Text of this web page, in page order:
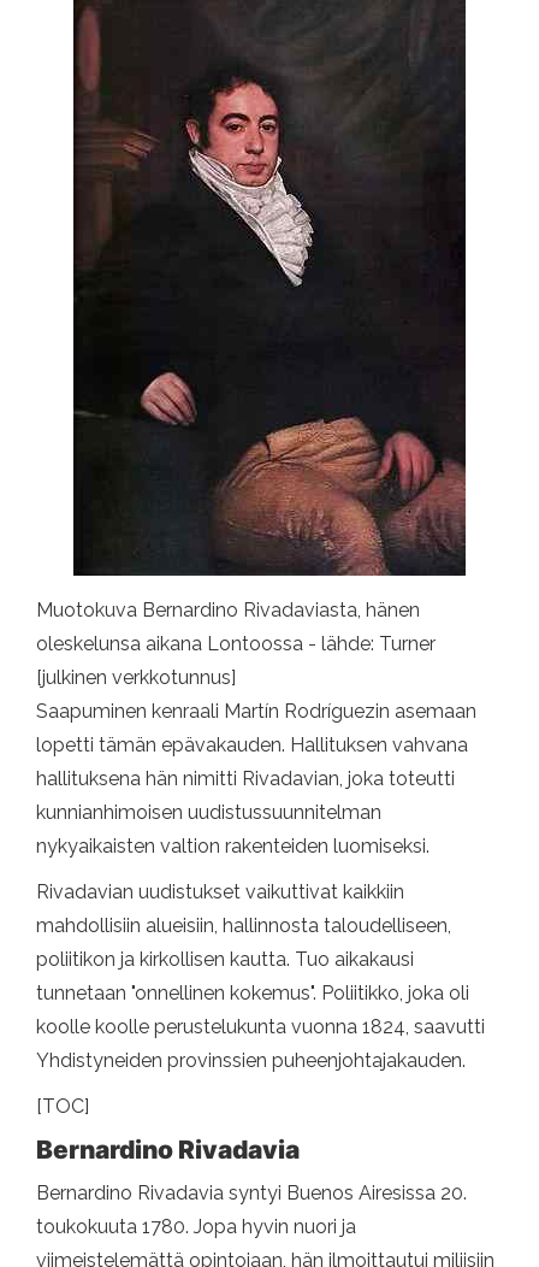
Muotokuva Bernardino Rivadaviasta, hänen
oleskelunsa aikana Lontoossa - lähde: Turner
[julkinen verkkotunnus]
Saapuminen kenraali Martín Rodríguezin asemaan
lopetti tämän epävakauden. Hallituksen vahvana
hallituksena hän nimitti Rivadavian, joka toteutti
kunnianhimoisen uudistussuunnitelman
nykyaikaisten valtion rakenteiden luomiseksi.
Rivadavian uudistukset vaikuttivat kaikkiin
mahdollisiin alueisiin, hallinnosta taloudelliseen,
poliitikon ja kirkollisen kautta. Tuo aikakausi
tunnetaan "onnellinen kokemus". Poliitikko, joka oli
koolle koolle perustelukunta vuonna 1824, saavutti
Yhdistyneiden provinssien puheenjohtajakauden.
[TOC]
Bernardino Rivadavia
Bernardino Rivadavia syntyi Buenos Airesissa 20.
toukokuuta 1780. Jopa hyvin nuori ja
viimeistelemättä opintojaan, hän ilmoittautui miliisiin